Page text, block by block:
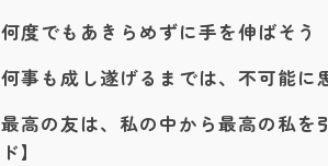
何度でもあきらめずに手を伸ばそう
何事も成し遂げるまでは、不可能に
最高の友は、私の中から最高の私を
ド】